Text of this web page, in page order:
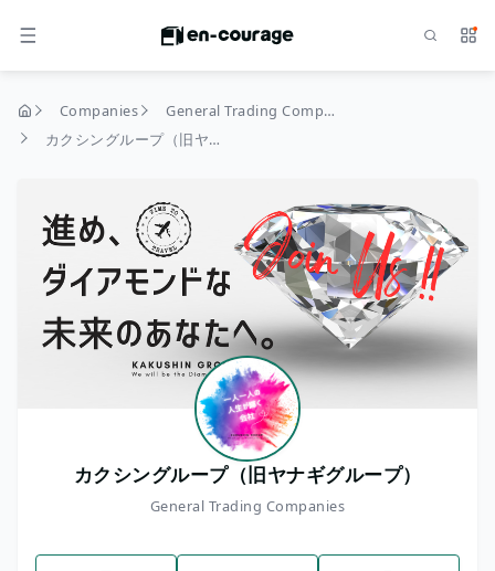
MENU Search
home Companies
General Trading Companies
カクシングループ（旧ヤナギグループ）
カクシングループ（旧ヤナギグループ）
General Trading Companies